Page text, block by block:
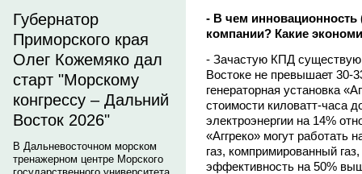
Губернатор
Приморского края
Олег Кожемяко дал
старт "Морскому
конгрессу – Дальний
Восток 2026"
В Дальневосточном морском
тренажерном центре Морского
- В чем
компании? Какие
- Зачастую КПД
Востоке не превышает 30-
генераторная установка
стоимости киловатт-часа
электроэнергии на 14%
«Аггреко» могут работать
газ, компримированный
эффективность на 50%